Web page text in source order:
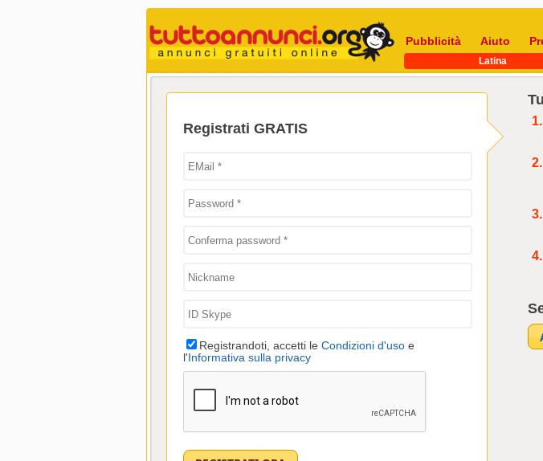
Pubblicità Aiuto
Latina
Registrati GRATIS
Registrandoti, accetti le Condizioni d'uso e
l'Informativa sulla privacy